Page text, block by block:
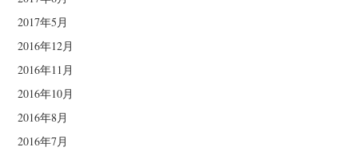
2017年5月
2016年12月
2016年11月
2016年10月
2016年8月
2016年7月